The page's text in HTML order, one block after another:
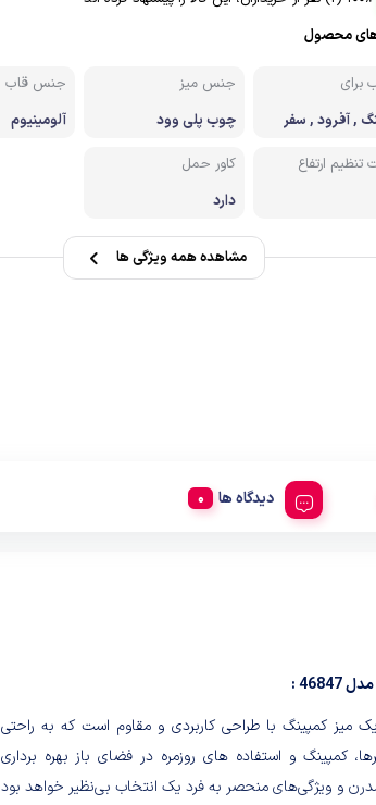
صندل کوهنوردی وطبیعتگردی
محصول
برای
, آفرود , سفر
جنس میز
چوب پلی وود
جنس قاب
آلومینیوم
تنظیم ارتفاع
کاور حمل
دارد
مشاهده همه ویژگی ها
دیدگاه ها
:
میز کمپینگ با طراحی کاربردی و مقاوم است که به راحتی
کمپینگ و استفاده‌ های روزمره در فضای باز بهره‌ برداری
و ویژگی‌های منحصر به فرد یک انتخاب بی‌نظیر خواهد بود